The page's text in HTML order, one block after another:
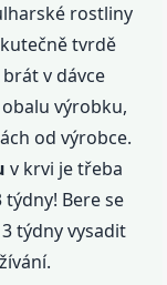
rostliny
tvrdě
v dávce
výrobku,
od výrobce.
v krvi je třeba
Bere se
týdny vysadit